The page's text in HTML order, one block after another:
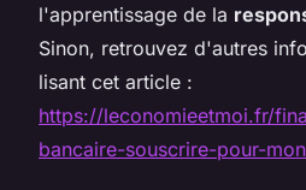
l'apprentissage de la
Sinon, retrouvez d'autres
lisant cet article :
https://leconomieetmoi.fr/
bancaire-souscrire-pour-